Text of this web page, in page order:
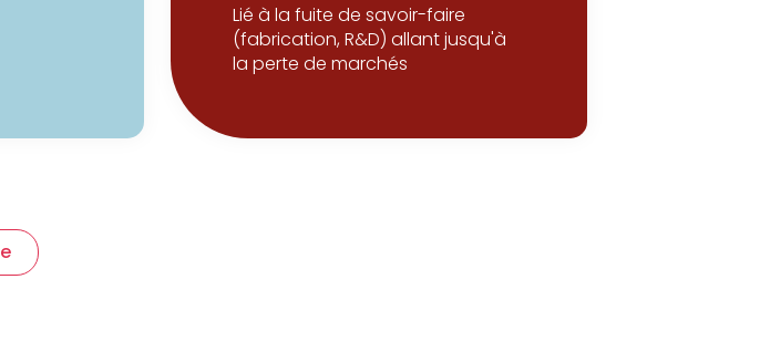
Lié à la fuite de savoir-faire
(fabrication, R&D) allant jusqu'à
la perte de marchés